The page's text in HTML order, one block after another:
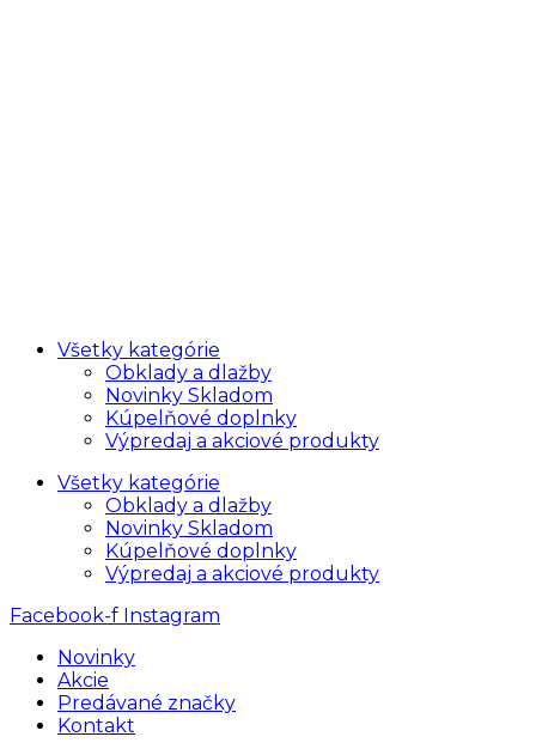
Všetky kategórie
Obklady a dlažby
Novinky Skladom
Kúpelňové doplnky
Výpredaj a akciové produkty
Všetky kategórie
Obklady a dlažby
Novinky Skladom
Kúpelňové doplnky
Výpredaj a akciové produkty
Facebook-f Instagram
Novinky
Akcie
Predávané značky
Kontakt